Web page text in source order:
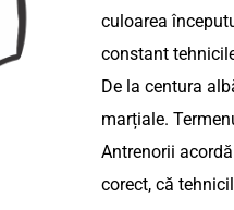
culoarea
constant
De la centura
marțiale.
Antrenorii
corect, că